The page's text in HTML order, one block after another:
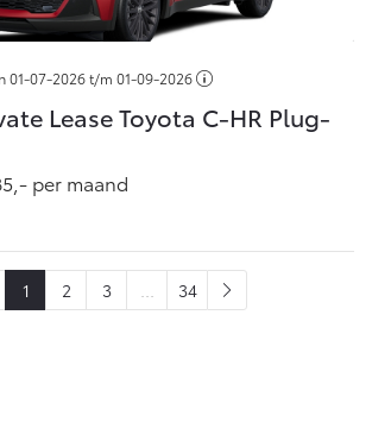
01-07-2026t/m 01-09-2026
Lease Toyota C-HR Plug-
per maand
1 2 3 ... 34